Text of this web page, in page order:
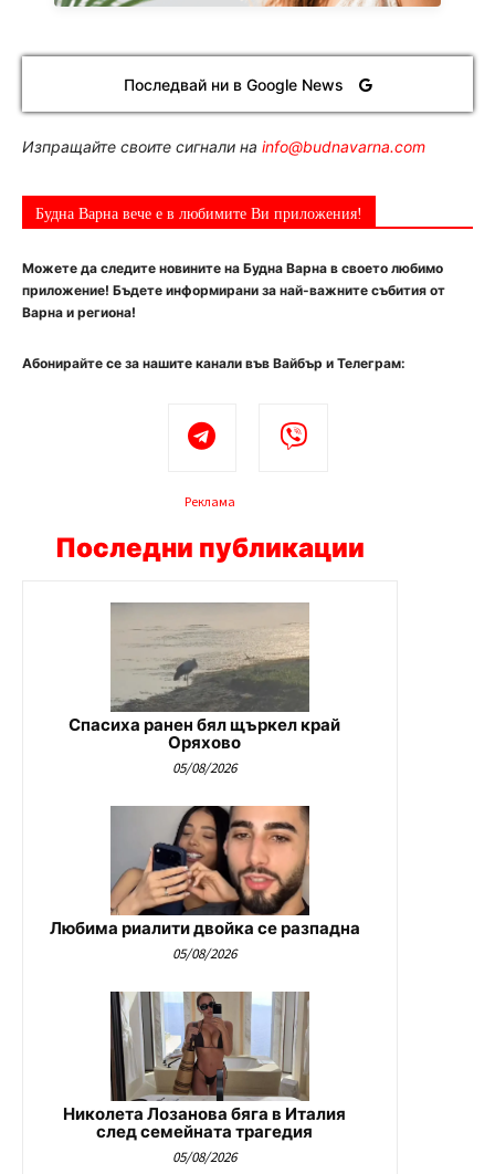
Последвай ни в Google News
Изпращайте своите сигнали на info@budnavarna.com
Будна Варна вече е в любимите Ви приложения!
Можете да следите новините на Будна Варна в своето любимо
приложение! Бъдете информирани за най-важните събития от
Варна и региона!
Абонирайте се за нашите канали във Вайбър и Телеграм:
Реклама
Последни публикации
Спасиха ранен бял щъркел край
Оряхово
05/08/2026
Любима риалити двойка се разпадна
05/08/2026
Николета Лозанова бяга в Италия
след семейната трагедия
05/08/2026